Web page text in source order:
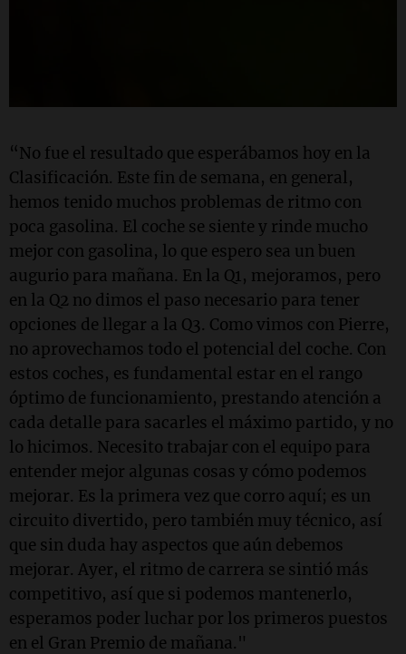
“No fue el resultado que esperábamos hoy en la
Clasificación. Este fin de semana, en general,
hemos tenido muchos problemas de ritmo con
poca gasolina. El coche se siente y rinde mucho
mejor con gasolina, lo que espero sea un buen
augurio para mañana. En la Q1, mejoramos, pero
en la Q2 no dimos el paso necesario para tener
opciones de llegar a la Q3. Como vimos con Pierre,
no aprovechamos todo el potencial del coche. Con
estos coches, es fundamental estar en el rango
óptimo de funcionamiento, prestando atención a
cada detalle para sacarles el máximo partido, y no
lo hicimos. Necesito trabajar con el equipo para
entender mejor algunas cosas y cómo podemos
mejorar. Es la primera vez que corro aquí; es un
circuito divertido, pero también muy técnico, así
que sin duda hay aspectos que aún debemos
mejorar. Ayer, el ritmo de carrera se sintió más
competitivo, así que si podemos mantenerlo,
esperamos poder luchar por los primeros puestos
en el Gran Premio de mañana."